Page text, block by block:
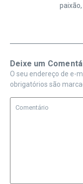
paixão,
Deixe um
O seu endereço de e-
obrigatórios são